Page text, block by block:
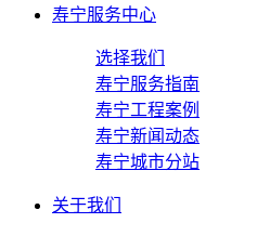
寿宁服务中心
选择我们
寿宁服务指南
寿宁工程案例
寿宁新闻动态
寿宁城市分站
关于我们